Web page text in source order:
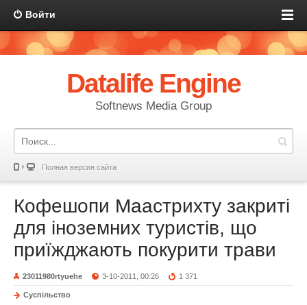
Войти
Datalife Engine
Softnews Media Group
Полная версия сайта
Кофешопи Маастрихту закриті
для іноземних туристів, що
приїжджають покурити трави
23011980rtyuehe 3-10-2011, 00:26 1 371
Суспільство